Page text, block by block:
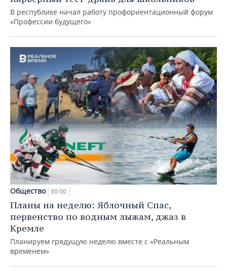
В республике начал работу профориентационный форум
«Профессии будущего»
Общество 00:00
Планы на неделю: Яблочный Спас,
первенство по водным лыжам, джаз в
Кремле
Планируем грядущую неделю вместе с «Реальным
временем»